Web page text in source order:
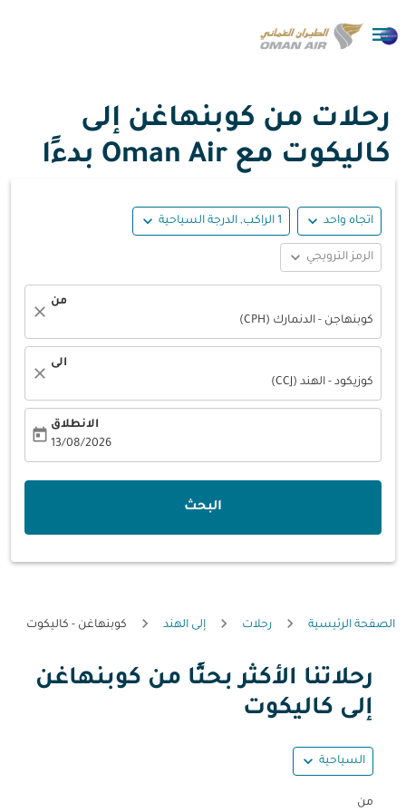

رحلات من كوبنهاغن إلى
كاليكوت مع Oman Air بدءًا
اتجاه واحد expand_more 1 الراكب, الدرجة السياحية expand_more
الرمز الترويجي expand_more
من
كوبنهاجن - الدنمارك (CPH)
close
الى
كوزيكود - الهند (CCJ)
close
الانطلاق
13/08/2026
today
البحث
الصفحة الرئيسية رحلات إلى الهند كوبنهاغن - كاليكوت
رحلاتنا الأكثر بحثًا من كوبنهاغن
إلى كاليكوت
السياحية expand_more
من
حاول تحديث الرحلة (مغادرة و/أو وجهة) أو التفاعل مع